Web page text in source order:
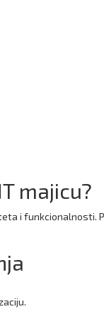
majicu?
i funkcionalnosti.